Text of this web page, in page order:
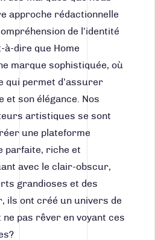
approche rédactionnelle
de l’identité
à-dire que Home
marque sophistiquée, où
qui permet d’assurer
et son élégance. Nos
artistiques se sont
une plateforme
parfaite, riche et
avec le clair-obscur,
grandioses et des
ils ont créé un univers de
pas rêver en voyant ces